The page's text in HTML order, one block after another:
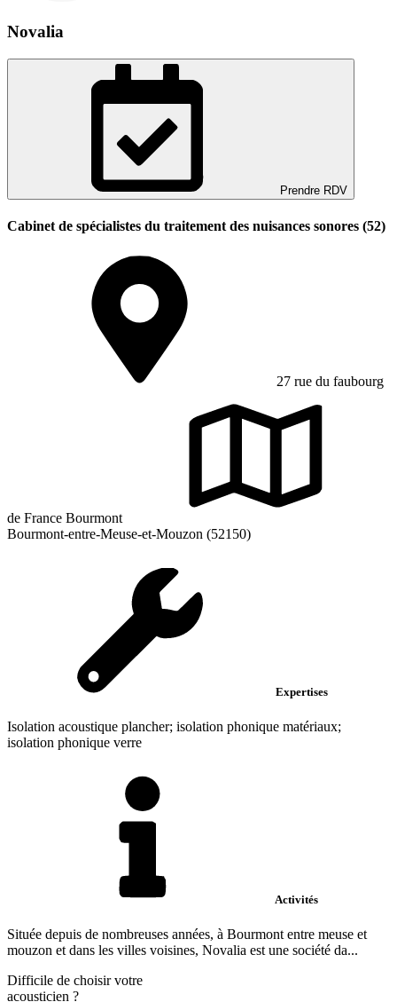
Novalia
Prendre RDV
Cabinet de spécialistes du traitement des nuisances sonores (52)
27 rue du faubourg
de France Bourmont
Bourmont-entre-Meuse-et-Mouzon (52150)
Expertises
Isolation acoustique plancher; isolation phonique matériaux;
isolation phonique verre
Activités
Située depuis de nombreuses années, à Bourmont entre meuse et
mouzon et dans les villes voisines, Novalia est une société da...
Difficile de choisir votre
acousticien ?